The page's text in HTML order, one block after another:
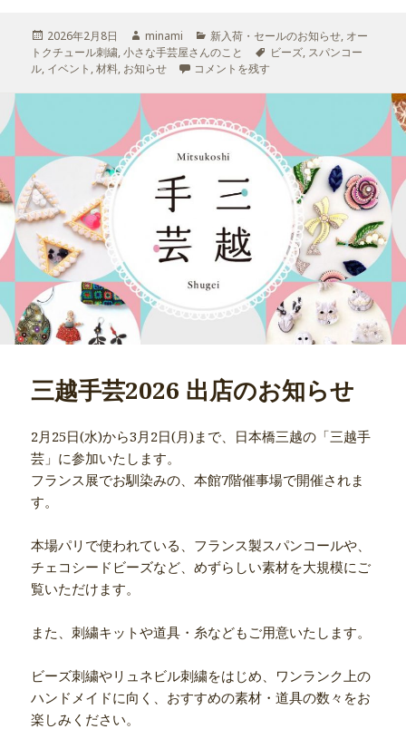
投
稿
日:
2026年2月8日
作
成
者
minami
カ
テ
ゴ
新入荷・セールのお知らせ, オー
トクチュール刺繍,小さな手芸屋さんのこと
タ
ビーズ, スパンコー
ル, イベント ,材料, お知らせ イベントスペシャル企画、57種類が入っ
コメントを残す
三越手芸2026 出店のお知らせ
2月25日(水)から3月2日(月)まで、日本橋三越の「三越手
芸」に参加いたします。
フランス展でお馴染みの、本館7階催事場で開催されま
す。
本場パリで使われている、フランス製スパンコールや、
チェコシードビーズなど、めずらしい素材を大規模にご
覧いただけます。
また、刺繍キットや道具・糸などもご用意いたします。
ビーズ刺繍やリュネビル刺繍をはじめ、ワンランク上の
ハンドメイドに向く、おすすめの素材・道具の数々をお
楽しみください。